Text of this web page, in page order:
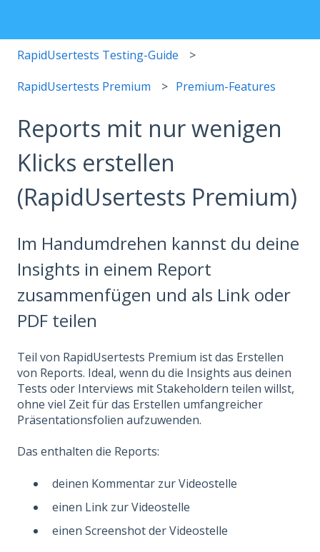
RapidUsertests Testing-Guide
RapidUsertests Premium Premium-Features
Reports mit nur wenigen
Klicks erstellen
(RapidUsertests Premium)
Im Handumdrehen kannst du deine
Insights in einem Report
zusammenfügen und als Link oder
PDF teilen
Teil von RapidUsertests Premium ist das Erstellen
von Reports. Ideal, wenn du die Insights aus deinen
Tests oder Interviews mit Stakeholdern teilen willst,
ohne viel Zeit für das Erstellen umfangreicher
Präsentationsfolien aufzuwenden.
Das enthalten die Reports:
deinen Kommentar zur Videostelle
einen Link zur Videostelle
einen Screenshot der Videostelle